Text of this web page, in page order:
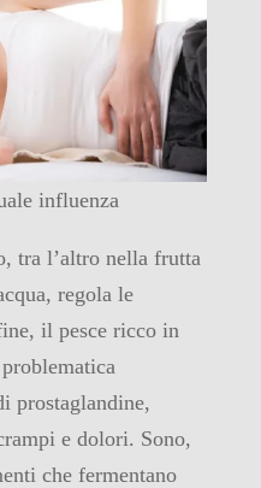
influenza
tra l’altro nella frutta
regola le
il pesce ricco in
prostaglandine,
e dolori. Sono,
che fermentano